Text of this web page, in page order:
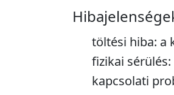
töltési hiba: a
fizikai
kapcsolati